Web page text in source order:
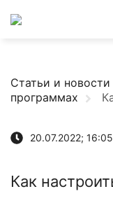
Статьи и новости
программах
20.07.2022; 16:05
Как